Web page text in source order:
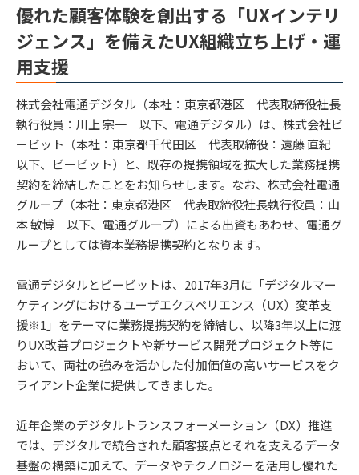
優れた顧客体験を創出する「UXインテリ
ジェンス」を備えたUX組織立ち上げ・運
用支援
株式会社電通デジタル（本社：東京都港区 代表取締役社長
執行役員：川上 宗一 以下、電通デジタル）は、株式会社ビ
ービット（本社：東京都千代田区 代表取締役：遠藤 直紀
以下、ビービット）と、既存の提携領域を拡大した業務提携
契約を締結したことをお知らせします。なお、株式会社電通
グループ（本社：東京都港区 代表取締役社長執行役員：山
本 敏博 以下、電通グループ）による出資もあわせ、電通グ
ループとしては資本業務提携契約となります。
電通デジタルとビービットは、2017年3月に「デジタルマー
ケティングにおけるユーザエクスペリエンス（UX）変革支
援※1」をテーマに業務提携契約を締結し、以降3年以上に渡
りUX改善プロジェクトや新サービス開発プロジェクト等に
おいて、両社の強みを活かした付加価値の高いサービスをク
ライアント企業に提供してきました。
近年企業のデジタルトランスフォーメーション（DX）推進
では、デジタルで統合された顧客接点とそれを支えるデータ
基盤の構築に加えて、データやテクノロジーを活用し優れた